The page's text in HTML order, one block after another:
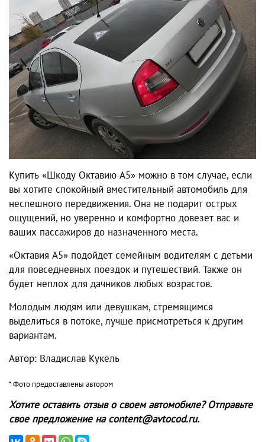
Купить «Шкоду Октавию А5» можно в том случае, если
вы хотите спокойный вместительный автомобиль для
неспешного передвижения. Она не подарит острых
ощущений, но уверенно и комфортно довезет вас и
ваших пассажиров до назначенного места.
«Октавия А5» подойдет семейным водителям с детьми
для повседневных поездок и путешествий. Также он
будет неплох для дачников любых возрастов.
Молодым людям или девушкам, стремящимся
выделиться в потоке, лучше присмотреться к другим
вариантам.
Автор: Владислав Кукель
* Фото предоставлены автором
Хотите оставить отзыв о своем автомобиле? Отправьте
свое предложение на content@avtocod.ru.